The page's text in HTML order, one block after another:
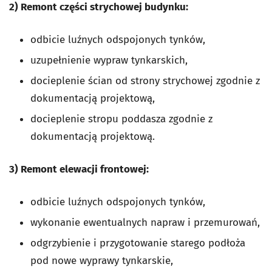
2) Remont części strychowej budynku:
odbicie luźnych odspojonych tynków,
uzupełnienie wypraw tynkarskich,
docieplenie ścian od strony strychowej zgodnie z
dokumentacją projektową,
docieplenie stropu poddasza zgodnie z
dokumentacją projektową.
3) Remont elewacji frontowej:
odbicie luźnych odspojonych tynków,
wykonanie ewentualnych napraw i przemurowań,
odgrzybienie i przygotowanie starego podłoża
pod nowe wyprawy tynkarskie,